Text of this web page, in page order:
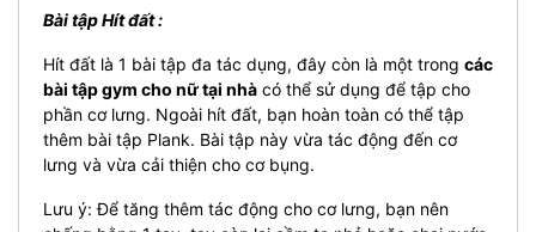
Bài tập Hít đất :
Hít đất là 1 bài tập đa tác dụng, đây còn là một trong các
bài tập gym cho nữ tại nhà có thể sử dụng để tập cho
phần cơ lưng. Ngoài hít đất, bạn hoàn toàn có thể tập
thêm bài tập Plank. Bài tập này vừa tác động đến cơ
lưng và vừa cải thiện cho cơ bụng.
Lưu ý: Để tăng thêm tác động cho cơ lưng, bạn nên